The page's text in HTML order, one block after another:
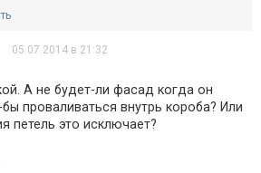
05.07.2014 в 21:32
А не будет-ли фасад когда он
бы проваливаться внутрь короба? Или
петель это исключает?